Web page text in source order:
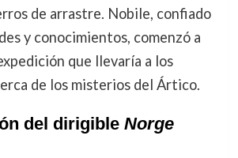
de arrastre. Nobile, confiado
y conocimientos, comenzó a
que llevaría a los
de los misterios del Ártico.
del dirigible Norge